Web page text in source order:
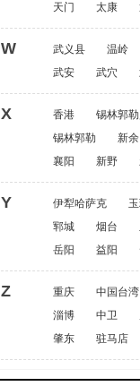
天门
太康
W 武义县 温岭
武安
武穴
X 香港 锡林郭
锡林郭勒
新余
襄阳
新野
Y 伊犁哈萨克
郓城
烟台
岳阳
益阳
Z 重庆 中国台湾
淄博
中卫
肇东
驻马店